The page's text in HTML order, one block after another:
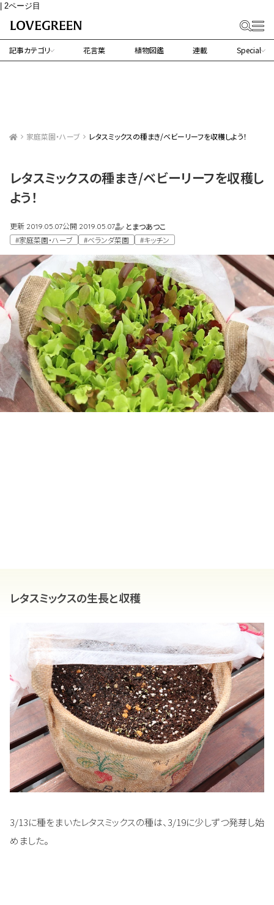
| 2ページ目
記事カテゴリ 花言葉 植物図鑑 連載 Special
家庭菜園・ハーブ レタスミックスの種まき/ベビーリーフを収穫しよう！
レタスミックスの種まき/ベビーリーフを収穫し
よう！
更新 2019.05.07公開 2019.05.07
とまつあつこ
#家庭菜園・ハーブ
#ベランダ菜園 #キッチン
レタスミックスの生長と収穫
3/13に種をまいたレタスミックスの種は、3/19に少しずつ発芽し始
めました。